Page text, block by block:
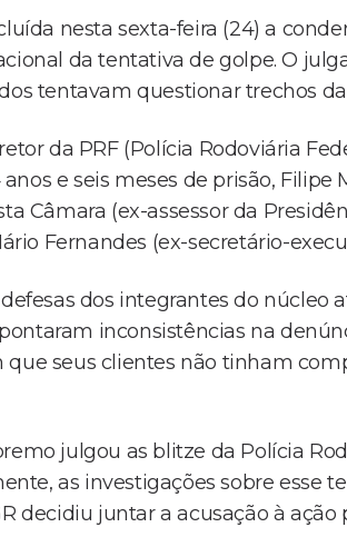
nesta sexta-feira (24) a
da tentativa de golpe. O
tentavam questionar trechos
da PRF (Polícia Rodoviária
e seis meses de prisão, Filipe
Câmara (ex-assessor da
Fernandes (ex-secretário-
dos integrantes do núcleo
inconsistências na
que seus clientes não tinham
julgou as blitze da Polícia
as investigações sobre esse
decidiu juntar a acusação à